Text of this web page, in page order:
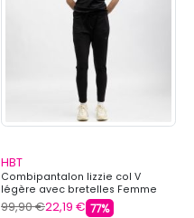
HBT
Combipantalon lizzie col V
légère avec bretelles Femme
HBT
99,90 €22,19 € 77%